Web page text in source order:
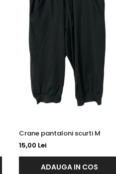
Crane pantaloni scurti M
15,00 Lei
ADAUGA IN COS